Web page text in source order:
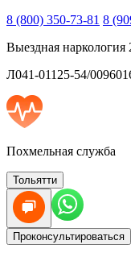
8 (800) 350-73-81 8
Выездная наркология
Л041-01125-54/
Похмельная служба
Тольятти
Проконсультироваться